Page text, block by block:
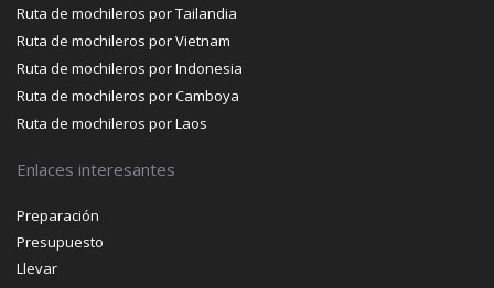
Ruta de mochileros por Tailandia
Ruta de mochileros por Vietnam
Ruta de mochileros por Indonesia
Ruta de mochileros por Camboya
Ruta de mochileros por Laos
Enlaces interesantes
Preparación
Presupuesto
Llevar